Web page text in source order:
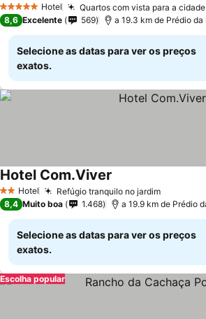
5 Estrelas Hotel Quartos com vista para a cidade
8,6 Excelente 569
Selecione as datas para ver os preços
exatos.
2 Estrelas
Hotel Refúgio tranquilo no jardim
Hotel Com.Viver
8,4 Muito boa 1.468
Selecione as datas para ver os preços
exatos.
Escolha popular